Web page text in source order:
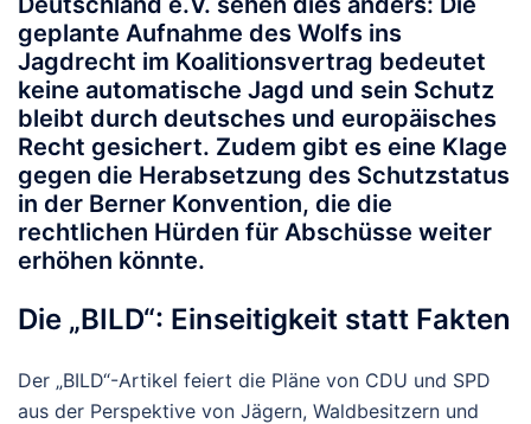
geplante Aufnahme des Wolfs ins
Jagdrecht im Koalitionsvertrag bedeutet
keine automatische Jagd und sein Schutz
bleibt durch deutsches und europäisches
Recht gesichert. Zudem gibt es eine Klage
gegen die Herabsetzung des Schutzstatus
in der Berner Konvention, die die
rechtlichen Hürden für Abschüsse weiter
erhöhen könnte.
Die „BILD“: Einseitigkeit statt Fakten
Der „BILD“-Artikel feiert die Pläne von CDU und SPD
aus der Perspektive von Jägern, Waldbesitzern und